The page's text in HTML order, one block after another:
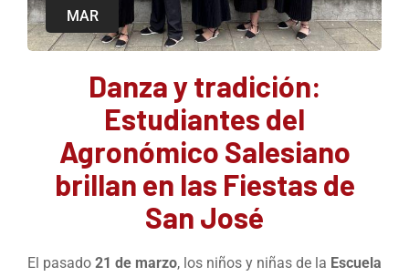
MAR
Danza y tradición:
Estudiantes del
Agronómico Salesiano
brillan en las Fiestas de
San José
El pasado 21 de marzo, los niños y niñas de la Escuela